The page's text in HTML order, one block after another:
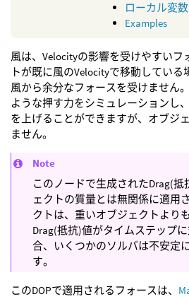
ローカル変数
Examples
風は、Velocityの影響を受けやすいフ
トが既に風のVelocityで移動している
風から余分なフォースを受けません
ような押す力をシミュレーションし
を上げることができますが、オブジ
ません。
Note
このノードで生成されたDrag(
ェクトの質量とは無関係に適用
クトは、重いオブジェクトより
Drag(抵抗)値がタイムステップ
合、いくつかのソルバは不安定
す。
このDOPで適用されるフォースは、